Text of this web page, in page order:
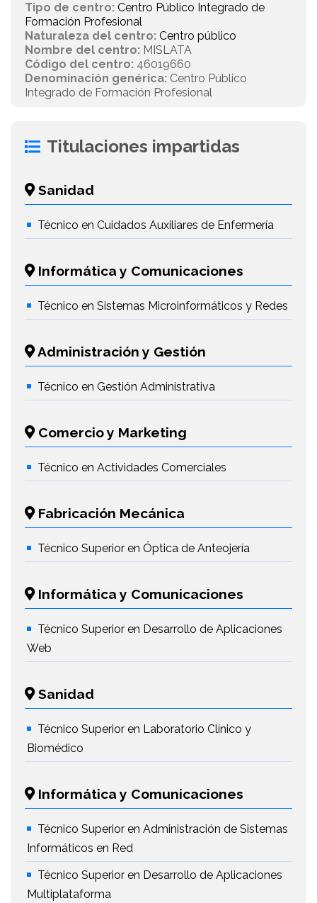
Tipo de centro: Centro Público Integrado de
Formación Profesional
Naturaleza del centro: Centro público
Nombre del centro: MISLATA
Código del centro: 46019660
Denominación genérica: Centro Público
Integrado de Formación Profesional
Titulaciones impartidas
Sanidad
Técnico en Cuidados Auxiliares de Enfermería
Informática y Comunicaciones
Técnico en Sistemas Microinformáticos y Redes
Administración y Gestión
Técnico en Gestión Administrativa
Comercio y Marketing
Técnico en Actividades Comerciales
Fabricación Mecánica
Técnico Superior en Óptica de Anteojería
Informática y Comunicaciones
Técnico Superior en Desarrollo de Aplicaciones
Web
Sanidad
Técnico Superior en Laboratorio Clínico y
Biomédico
Informática y Comunicaciones
Técnico Superior en Administración de Sistemas
Informáticos en Red
Técnico Superior en Desarrollo de Aplicaciones
Multiplataforma